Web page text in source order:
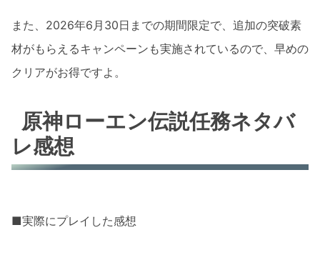
また、2026年6月30日までの期間限定で、追加の突破素
材がもらえるキャンペーンも実施されているので、早めの
クリアがお得ですよ。
原神ローエン伝説任務ネタバ
レ感想
■実際にプレイした感想